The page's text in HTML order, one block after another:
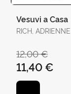
Vesuvi a Casa
RICH, ADRIENNE
12,00 €
11,40 €